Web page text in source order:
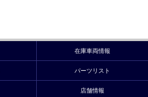
在庫車両情報
パーツリスト
店舗情報